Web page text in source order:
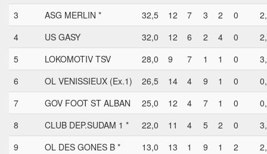
3
ASG MERLIN * 32,5 12 7 3 2 0
4
US GASY 32,0 12 6 2 4 0
5
LOKOMOTIV TSV 28,0 9 7 1 1 0
6
OL VENISSIEUX (Ex.1) 26,5 14 4 9 1 0
7
GOV FOOT ST ALBAN 25,0 12 4 7 1 0
8
CLUB DEP.SUDAM 1 * 22,0 11 4 5 2 0
9
OL DES GONES B * 13,0 13 1 9 1 2